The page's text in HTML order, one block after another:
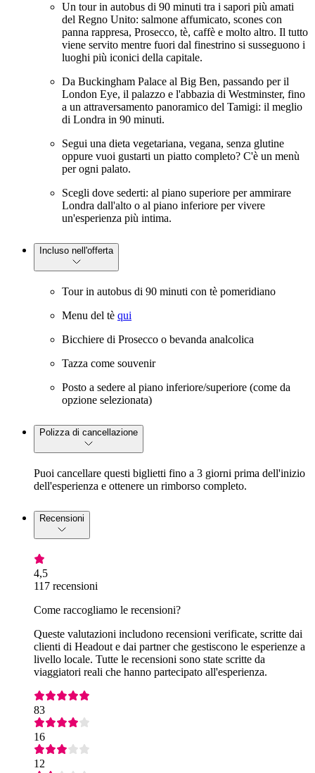
Un tour in autobus di 90 minuti tra i sapori più amati
del Regno Unito: salmone affumicato, scones con
panna rappresa, Prosecco, tè, caffè e molto altro. Il tutto
viene servito mentre fuori dal finestrino si susseguono i
luoghi più iconici della capitale.
Da Buckingham Palace al Big Ben, passando per il
London Eye, il palazzo e l'abbazia di Westminster, fino
a un attraversamento panoramico del Tamigi: il meglio
di Londra in 90 minuti.
Segui una dieta vegetariana, vegana, senza glutine
oppure vuoi gustarti un piatto completo? C'è un menù
per ogni palato.
Scegli dove sederti: al piano superiore per ammirare
Londra dall'alto o al piano inferiore per vivere
un'esperienza più intima.
Incluso nell'offerta
Tour in autobus di 90 minuti con tè pomeridiano
Menu del tè qui
Bicchiere di Prosecco o bevanda analcolica
Tazza come souvenir
Posto a sedere al piano inferiore/superiore (come da
opzione selezionata)
Polizza di cancellazione
Puoi cancellare questi biglietti fino a 3 giorni prima dell'inizio
dell'esperienza e ottenere un rimborso completo.
Recensioni
4,5
117 recensioni
Come raccogliamo le recensioni?
Queste valutazioni includono recensioni verificate, scritte dai
clienti di Headout e dai partner che gestiscono le esperienze a
livello locale. Tutte le recensioni sono state scritte da
viaggiatori reali che hanno partecipato all'esperienza.
83
16
12